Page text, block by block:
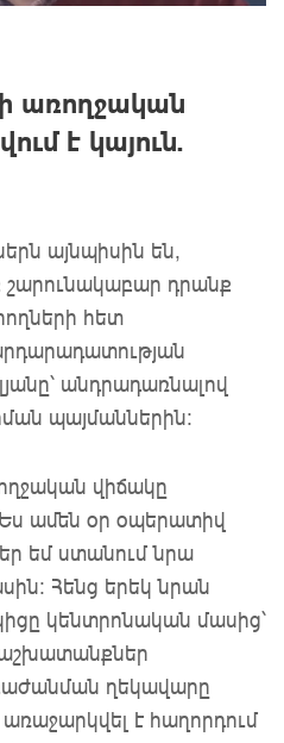
առողջական
է կայուն.
այնպիսին են,
շարունակաբար դրանք
հետ
անդրադառնալով
պայմաններին:
վիճակը
ամեն օր օպերատիվ
եմ ստանում նրա
Հենց երեկ նրան
կենտրոնական մասից՝
ղեկավարը
է հաղորդում